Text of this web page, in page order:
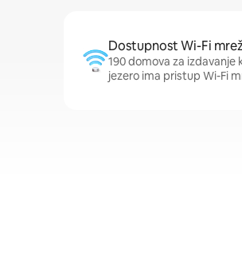
Dostupnost Wi-Fi
190 domova za izdavanje
jezero ima pristup Wi-Fi